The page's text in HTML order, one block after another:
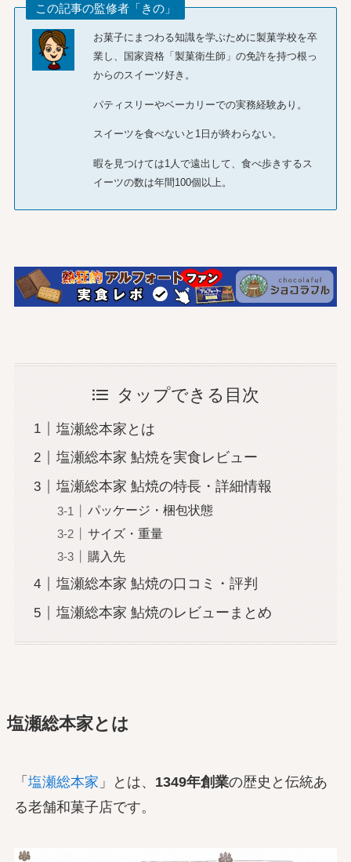
この記事の監修者「きの」
お菓子にまつわる知識を学ぶために製菓学校を卒
業し、国家資格「製菓衛生師」の免許を持つ根っ
からのスイーツ好き。
パティスリーやベーカリーでの実務経験あり。
スイーツを食べないと1日が終わらない。
暇を見つけては1人で遠出して、食べ歩きするス
イーツの数は年間100個以上。
タップできる目次
塩瀬総本家とは
塩瀬総本家 鮎焼を実食レビュー
塩瀬総本家 鮎焼の特長・詳細情報
パッケージ・梱包状態
サイズ・重量
購入先
塩瀬総本家 鮎焼の口コミ・評判
塩瀬総本家 鮎焼のレビューまとめ
塩瀬総本家とは
「 塩瀬総本家 」とは、 1349年創業の歴史と伝統あ
る老舗和菓子店です。